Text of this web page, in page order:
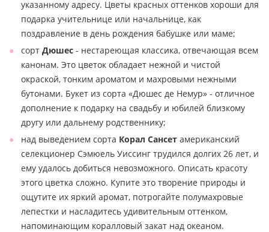
указанному адресу. Цветы красных оттенков хороши для
подарка учительнице или начальнице, как
поздравление в день рождения бабушке или маме;
сорт Дюшес - нестареющая классика, отвечающая всем
канонам. Это цветок обладает нежной и чистой
окраской, тонким ароматом и махровыми нежными
бутонами. Букет из сорта «Дюшес де Немур» - отличное
дополнение к подарку на свадьбу и юбилей близкому
другу или дальнему родственнику;
над выведением сорта Корал Сансет американский
селекционер Сэмюель Уиссинг трудился долгих 26 лет, и
ему удалось добиться невозможного. Описать красоту
этого цветка сложно. Купите это творение природы и
ощутите их яркий аромат, потрогайте полумахровые
лепестки и насладитесь удивительным оттенком,
напоминающим коралловый закат над океаном.